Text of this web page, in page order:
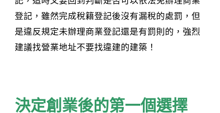
登記，雖然完成稅籍登記後沒有漏稅的處罰，但
是違反規定未辦理商業登記還是有罰則的，強烈
建議找營業地址不要找違建的建築！
決定創業後的第一個選擇